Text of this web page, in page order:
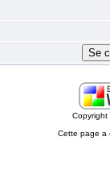
Cette page a